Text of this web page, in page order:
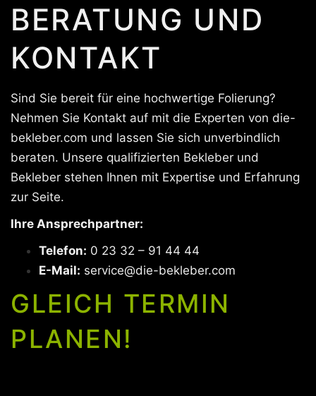
BERATUNG UND
KONTAKT
Sind Sie bereit für eine hochwertige Folierung?
Nehmen Sie Kontakt auf mit die Experten von die-
bekleber.com und lassen Sie sich unverbindlich
beraten. Unsere qualifizierten Bekleber und
Bekleber stehen Ihnen mit Expertise und Erfahrung
zur Seite.
Ihre Ansprechpartner:
Telefon: 0 23 32 – 91 44 44
E-Mail: service@die-bekleber.com
GLEICH TERMIN
PLANEN!